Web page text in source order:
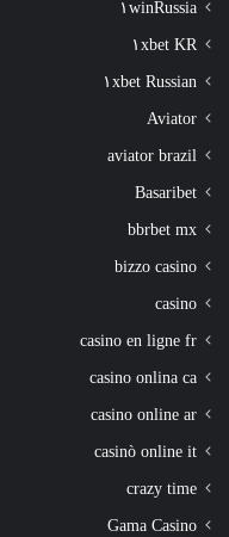
١winRussia
١xbet KR
١xbet Russian
Aviator
aviator brazil
Basaribet
bbrbet mx
bizzo casino
casino
casino en ligne fr
casino onlina ca
casino online ar
casinò online it
crazy time
Gama Casino